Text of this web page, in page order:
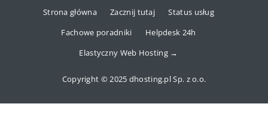
Strona główna Zacznij tutaj
Status usług
Fachowe poradniki
Helpdesk 24h
Elastyczny Web Hosting →
Copyright © 2025 dhosting.pl Sp. z o.o.